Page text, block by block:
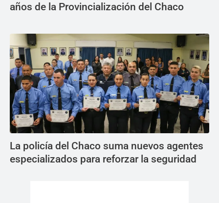
años de la Provincialización del Chaco
La policía del Chaco suma nuevos agentes
especializados para reforzar la seguridad